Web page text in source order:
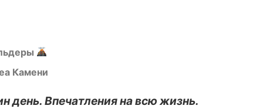
Камени
день. Впечатления на всю жизнь.